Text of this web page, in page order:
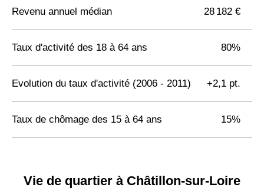
Revenu annuel médian 28 182 €
Taux d'activité des 18 à 64 ans 80%
Evolution du taux d'activité (2006 - 2011) +2,1 pt.
Taux de chômage des 15 à 64 ans 15%
Vie de quartier à Châtillon-sur-Loire